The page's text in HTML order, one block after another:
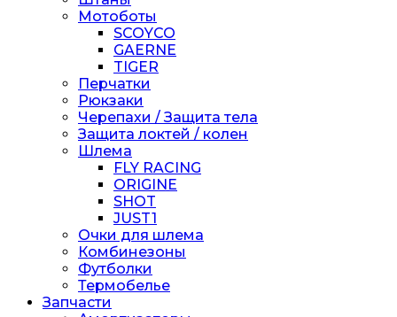
Мотоботы
SCOYCO
GAERNE
TIGER
Перчатки
Рюкзаки
Черепахи / Защита тела
Защита локтей / колен
Шлема
FLY RACING
ORIGINE
SHOT
JUST1
Очки для шлема
Комбинезоны
Футболки
Термобелье
Запчасти